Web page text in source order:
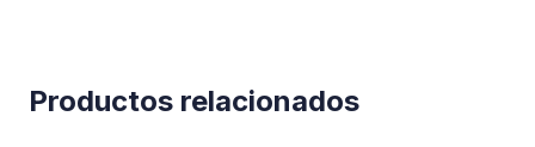
Productos relacionados